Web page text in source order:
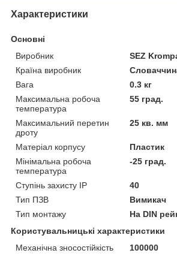
Характеристики
Основні
Виробник
SEZ
Країна виробник
Вага
0.3 кг
Максимальна робоча
температура
55 град.
Максимальний перетин
дроту
25 кв. мм
Матеріал корпусу
Пластик
Мінімальна робоча
температура
-25 град.
Ступінь захисту IP
40
Тип ПЗВ
Вимикач
Тип монтажу
На DIN
Користувальницькі характеристики
Механічна зносостійкість
100000